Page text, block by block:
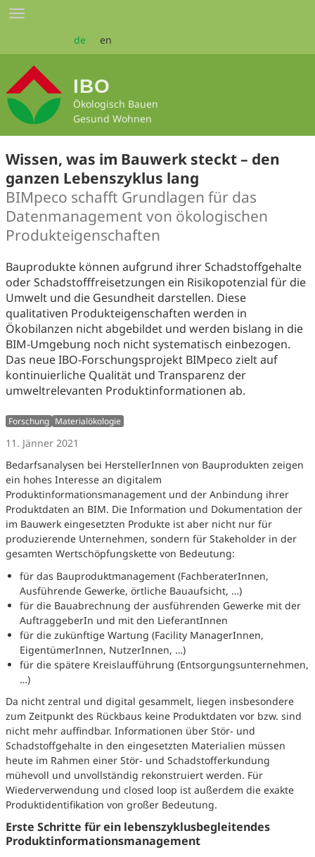
Zum
Seiteninhalt
Toggle
de en
IBO
Ökologisch Bauen
Gesund Wohnen
Wissen, was im Bauwerk steckt – den
ganzen Lebenszyklus lang
BIMpeco schafft Grundlagen für das
Datenmanagement von ökologischen
Produkteigenschaften
Bauprodukte können aufgrund ihrer Schadstoffgehalte
oder Schadstofffreisetzungen ein Risikopotenzial für die
Umwelt und die Gesundheit darstellen. Diese
qualitativen Produkteigenschaften werden in
Ökobilanzen nicht abgebildet und werden bislang in die
BIM-Umgebung noch nicht systematisch einbezogen.
Das neue IBO-Forschungsprojekt BIMpeco zielt auf
kontinuierliche Qualität und Transparenz der
umweltrelevanten Produktinformationen ab.
Forschung Materialökologie
11. Jänner 2021
Bedarfsanalysen bei HerstellerInnen von Bauprodukten zeigen
ein hohes Interesse an digitalem
Produktinformationsmanagement und der Anbindung ihrer
Produktdaten an BIM. Die Information und Dokumentation der
im Bauwerk eingesetzten Produkte ist aber nicht nur für
produzierende Unternehmen, sondern für Stakeholder in der
gesamten Wertschöpfungskette von Bedeutung:
für das Bauproduktmanagement (FachberaterInnen,
Ausführende Gewerke, örtliche Bauaufsicht, …)
für die Bauabrechnung der ausführenden Gewerke mit der
AuftraggeberIn und mit den LieferantInnen
für die zukünftige Wartung (Facility ManagerInnen,
EigentümerInnen, NutzerInnen, …)
für die spätere Kreislaufführung (Entsorgungsunternehmen,
…)
Da nicht zentral und digital gesammelt, liegen insbesondere
zum Zeitpunkt des Rückbaus keine Produktdaten vor bzw. sind
nicht mehr auffindbar. Informationen über Stör- und
Schadstoffgehalte in den eingesetzten Materialien müssen
heute im Rahmen einer Stör- und Schadstofferkundung
mühevoll und unvollständig rekonstruiert werden. Für
Wiederverwendung und closed loop ist außerdem die exakte
Produktidentifikation von großer Bedeutung.
Erste Schritte für ein lebenszyklusbegleitendes
Produktinformationsmanagement